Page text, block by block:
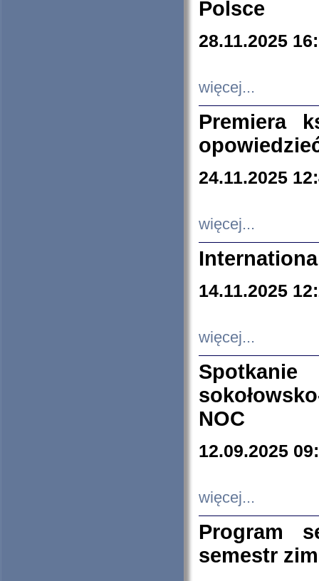
Polsce
28.11.2025
więcej...
Premiera
24.11.2025
więcej...
14.11.2025
więcej...
NOC
12.09.2025
więcej...
Program
semestr